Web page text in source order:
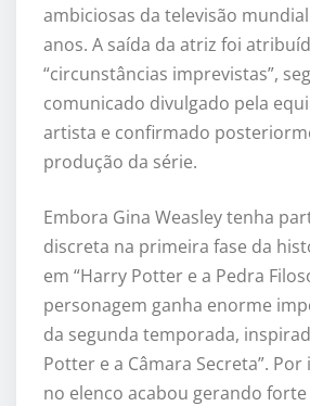
ambiciosas da televisão
anos. A saída da atriz foi
“circunstâncias imprevistas”,
comunicado divulgado pela
artista e confirmado
produção da série.
Embora Gina Weasley tenha
discreta na primeira fase da
em “Harry Potter e a Pedra
personagem ganha enorme
da segunda temporada,
Potter e a Câmara Secreta”.
no elenco acabou gerando